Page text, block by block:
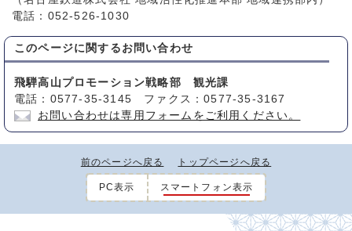
電話：052-526-1030
このページに関する お問い合わせ
飛騨高山プロモーション戦略部 観光課
電話：0577-35-3145 ファクス：0577-35-3167
お問い合わせは専用フォームをご利用ください。
前のページへ戻る トップページへ戻る
PC表示 スマートフォン表示